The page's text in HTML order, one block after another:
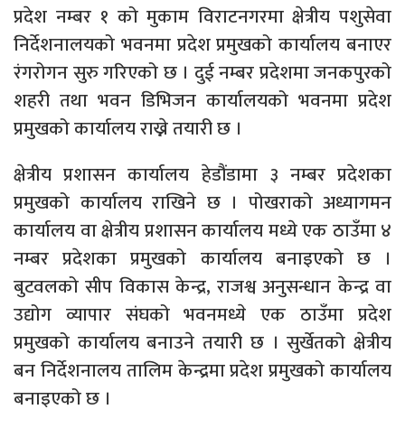
प्रदेश नम्बर १ को मुकाम विराटनगरमा क्षेत्रीय पशुसेवा
निर्देशनालयको भवनमा प्रदेश प्रमुखको कार्यालय बनाएर
रंगरोगन सुरु गरिएको छ । दुई नम्बर प्रदेशमा जनकपुरको
शहरी तथा भवन डिभिजन कार्यालयको भवनमा प्रदेश
प्रमुखको कार्यालय राख्ने तयारी छ ।
क्षेत्रीय प्रशासन कार्यालय हेडौंडामा ३ नम्बर प्रदेशका
प्रमुखको कार्यालय राखिने छ । पोखराको अध्यागमन
कार्यालय वा क्षेत्रीय प्रशासन कार्यालय मध्ये एक ठाउँमा ४
नम्बर प्रदेशका प्रमुखको कार्यालय बनाइएको छ ।
बुटवलको सीप विकास केन्द्र, राजश्व अनुसन्धान केन्द्र वा
उद्योग व्यापार संघको भवनमध्ये एक ठाउँमा प्रदेश
प्रमुखको कार्यालय बनाउने तयारी छ । सुर्खेतको क्षेत्रीय
बन निर्देशनालय तालिम केन्द्रमा प्रदेश प्रमुखको कार्यालय
बनाइएको छ ।